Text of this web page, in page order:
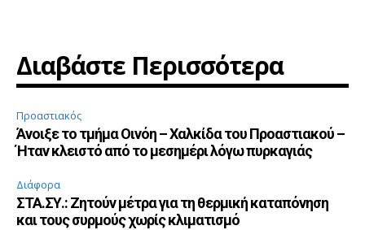
Διαβάστε Περισσότερα
Προαστιακός
Άνοιξε το τμήμα Οινόη – Χαλκίδα του Προαστιακού –
Ήταν κλειστό από το μεσημέρι λόγω πυρκαγιάς
Διάφορα
ΣΤΑ.ΣΥ.: Ζητούν μέτρα για τη θερμική καταπόνηση
και τους συρμούς χωρίς κλιματισμό